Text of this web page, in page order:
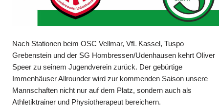
Nach Stationen beim OSC Vellmar, VfL Kassel, Tuspo
Grebenstein und der SG Hombressen/Udenhausen kehrt Oliver
Speer zu seinem Jugendverein zurück. Der gebürtige
Immenhäuser Allrounder wird zur kommenden Saison unsere
Mannschaften nicht nur auf dem Platz, sondern auch als
Athletiktrainer und Physiotherapeut bereichern.